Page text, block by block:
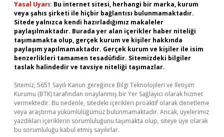
Yasal Uyarı: Bu internet sitesi, herhangi bir marka, kurum
veya şahıs şirketi ile hiçbir bağlantısı bulunmamaktadır.
Sitede yalnızca kendi hazırladığımız makaleler
paylaşılmaktadır. Burada yer alan içerikler haber niteliği
taşımamakta olup, gerçek kurum ve kişiler hakkında
paylaşım yapılmamaktadır. Gerçek kurum ve kişiler ile isim
benzerlikleri tamamen tesadüfidir. Sitemizdeki bilgiler
taslak halindedir ve tavsiye niteliği taşımazlar.
Sitemiz, 5651 Sayılı Kanun gereğince Bilgi Teknolojileri ve İletişim
Kurumu (BTK) tarafından onaylanmış bir Yer Sağlayıcı olarak hizmet
vermektedir. Bu nedenle, sitedeki içerikleri proaktif olarak denetleme
veya araştırma yükümlülüğümüz bulunmamaktadır. Ancak, üyelerimiz
yazdıkları içeriklerin sorumluluğunu taşımakta olup, siteye üye olarak
bu sorumluluğu kabul etmiş sayılırlar.